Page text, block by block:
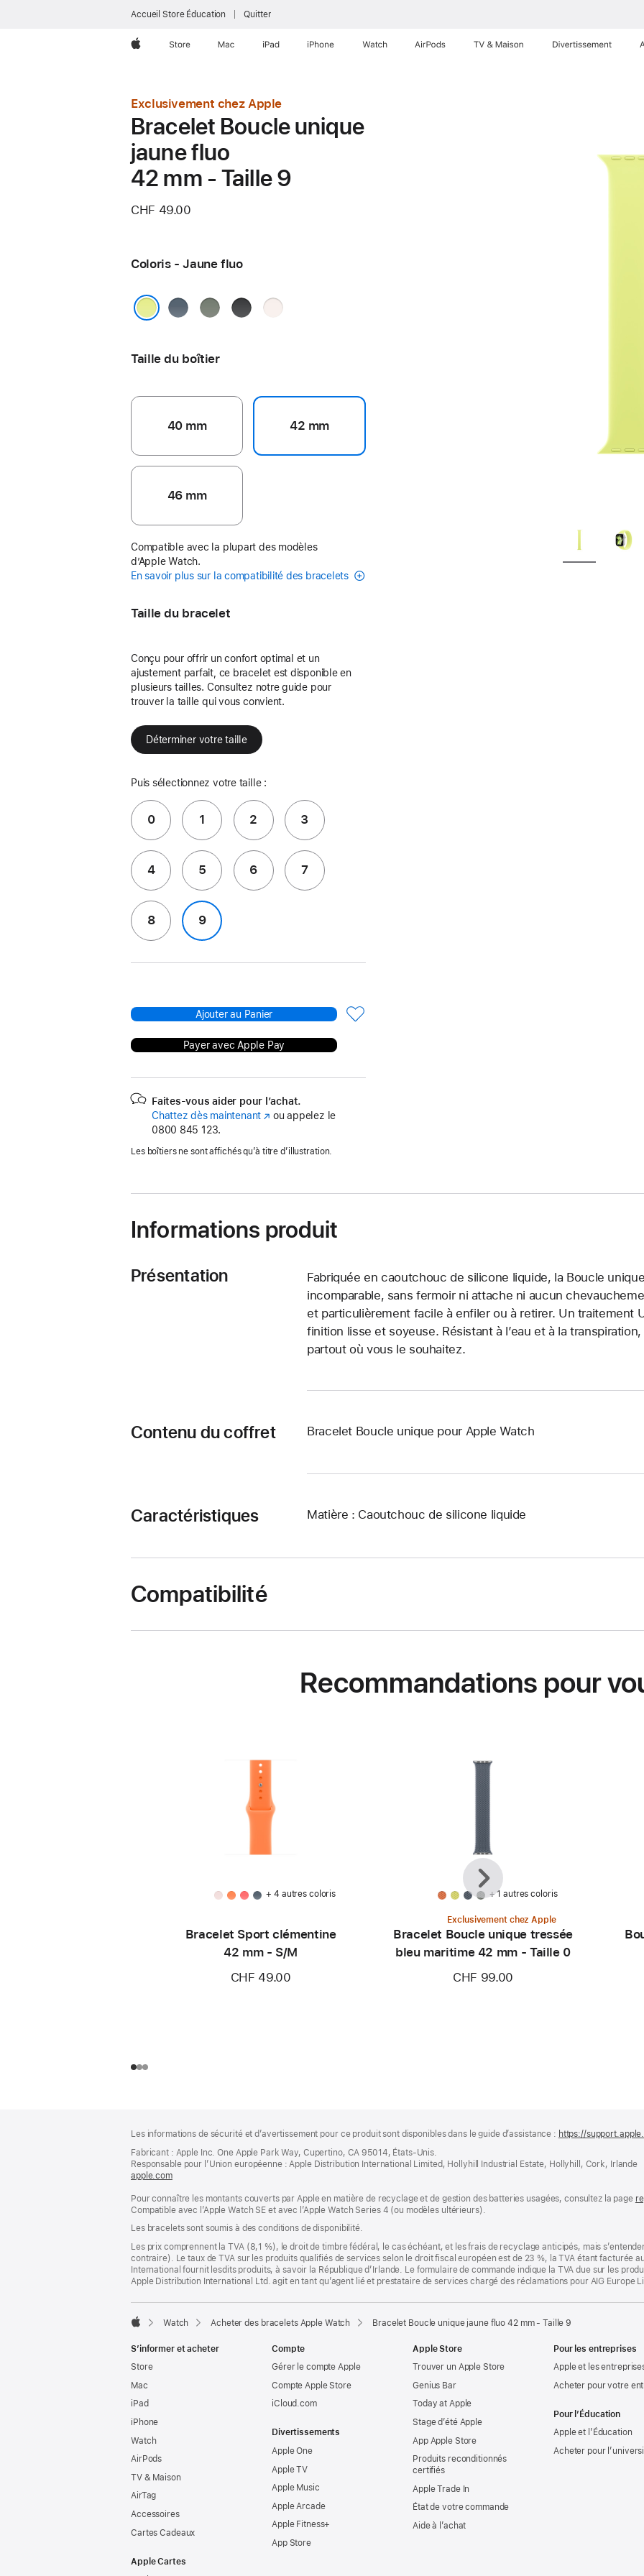
Accueil Store Éducation Quitter
AppleStore Mac iPad iPhone Watch AirPods TV & Maison Divertissements
Exclusivement chez Apple
Bracelet Boucle unique
jaune fluo
42 mm - Taille 9
CHF 49.00
Coloris - Jaune fluo
Bleu
Gris
Noir
Rose
Taille du boîtier
40 mm 42 mm
46 mm
Compatible avec la plupart des modèles
d’Apple Watch.
En savoir plus sur la compatibilité des bracelets
Taille du bracelet
Conçu pour offrir un confort optimal et un
ajustement parfait, ce bracelet est disponible en
plusieurs tailles. Consultez notre guide pour
trouver la taille qui vous convient.
Déterminer votre taille
Puis sélectionnez votre taille :
0 1 2 3
4 5 6 7
8 9
Ajouter au Panier
Payer avec Apple Pay
Faites-vous aider pour l’achat.
Chattez dès maintenant (s’ouvre
nouvelle
ou appelez le
0800 845 123.
Les boîtiers ne sont affichés qu’à titre d’illustration.
Informations produit
Présentation
Fabriquée en caoutchouc de silicone liquide, la Boucle
incomparable, sans fermoir ni attache ni aucun
et particulièrement facile à enfiler ou à retirer. Un traitement
finition lisse et soyeuse. Résistant à l’eau et à la
partout où vous le souhaitez.
Contenu du coffret Bracelet Boucle unique pour Apple Watch
Caractéristiques Matière : Caoutchouc de silicone liquide
Compatibilité
Recommandations pour
+ 4 autres coloris
Bracelet Sport clémentine
42 mm - S/M
CHF 49.00
+ 1 autres coloris
Exclusivement chez Apple
Bracelet Boucle unique tressée
bleu maritime 42 mm - Taille 0
CHF 99.00
Précédent
Suivant
de
page
de
bas
de
page
Les informations de sécurité et d’avertissement pour ce produit sont disponibles dans le guide d’assistance : https://
Fabricant : Apple Inc. One Apple Park Way, Cupertino, CA 95014, États-Unis.
Responsable pour l’Union européenne : Apple Distribution International Limited, Hollyhill Industrial Estate, Hollyhill, Cork, Irlande
apple.com(s’ouvre
une
nouvelle
Pour connaître les montants couverts par Apple en matière de recyclage et de gestion des batteries usagées, consultez la page
Compatible avec l’Apple Watch SE et avec l’Apple Watch Series 4 (ou modèles ultérieurs).
Les bracelets sont soumis à des conditions de disponibilité.
Les prix comprennent la TVA (8,1 %), le droit de timbre fédéral, le cas échéant, et les frais de recyclage anticipés, mais
contraire). Le taux de TVA sur les produits qualifiés de services selon le droit fiscal européen est de 23 %, la TVA étant facturée
International fournit lesdits produits, à savoir la République d’Irlande. Le formulaire de commande indique la TVA due sur les
Apple Distribution International Ltd. agit en tant qu’agent lié et prestataire de services chargé des réclamations pour AIG Europe
Watch Acheter des bracelets Apple Watch Bracelet Boucle unique jaune fluo 42 mm - Taille 9
S’informer et acheter
Store
Mac
iPad
iPhone
Watch
AirPods
TV & Maison
AirTag
Accessoires
Cartes Cadeaux
Apple Cartes
Compte
Gérer le compte Apple
Compte Apple Store
iCloud.com
Divertissements
Apple One
Apple TV
Apple Music
Apple Arcade
Apple Fitness+
App Store
Apple Store
Trouver un Apple Store
Genius Bar
Today at Apple
Stage d’été Apple
App Apple Store
Produits reconditionnés
certifiés
Apple Trade In
État de votre commande
Aide à l’achat
Pour les entreprises
Apple et les
Acheter pour votre
Pour l’Éducation
Apple et l’Éducation
Acheter pour